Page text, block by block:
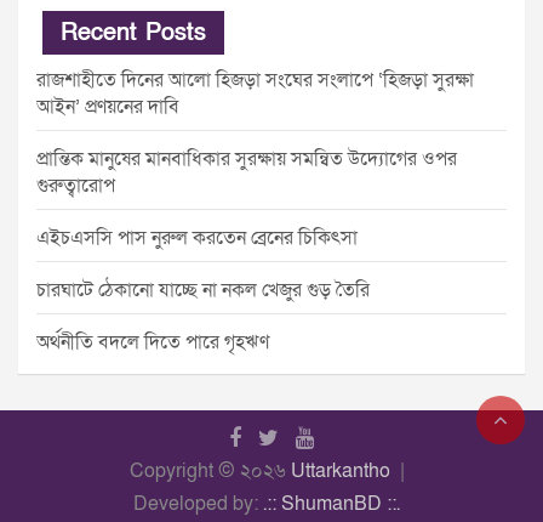
Recent Posts
রাজশাহীতে দিনের আলো হিজড়া সংঘের সংলাপে ‘হিজড়া সুরক্ষা
আইন’ প্রণয়নের দাবি
প্রান্তিক মানুষের মানবাধিকার সুরক্ষায় সমন্বিত উদ্যোগের ওপর
গুরুত্বারোপ
এইচএসসি পাস নুরুল করতেন ব্রেনের চিকিৎসা
চারঘাটে ঠেকানো যাচ্ছে না নকল খেজুর গুড় তৈরি
অর্থনীতি বদলে দিতে পারে গৃহঋণ
Copyright © ২০২৬ Uttarkantho
Developed by: .:: ShumanBD ::.